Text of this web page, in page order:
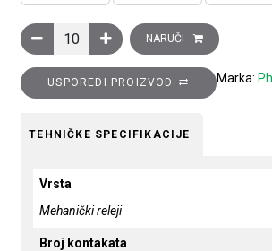
Relej utični, 2×CO (power) kontakt,
NARUČI
USPOREDI PROIZVOD Marka:
TEHNIČKE SPECIFIKACIJE
Vrsta
Mehanički releji
Broj kontakata